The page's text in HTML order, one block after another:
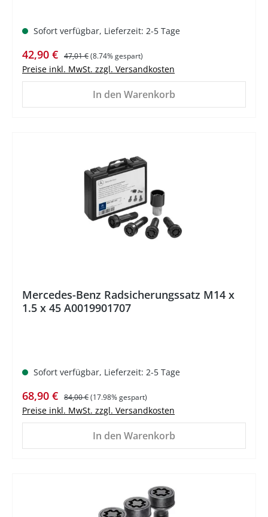
Sofort verfügbar, Lieferzeit: 2-5 Tage
Verkaufspreis:
42,90 € Regulärer Preis:
47,01 €(8.74% gespart)
Preise inkl. MwSt. zzgl. Versandkosten
In den Warenkorb
Mercedes-Benz Radsicherungssatz M14 x
1.5 x 45 A0019901707
Sofort verfügbar, Lieferzeit: 2-5 Tage
Verkaufspreis:
68,90 € Regulärer Preis:
84,00 €(17.98% gespart)
Preise inkl. MwSt. zzgl. Versandkosten
In den Warenkorb